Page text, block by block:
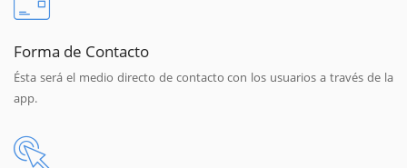
Forma de Contacto
Ésta será el medio directo de contacto con los usuarios a través de la
app.